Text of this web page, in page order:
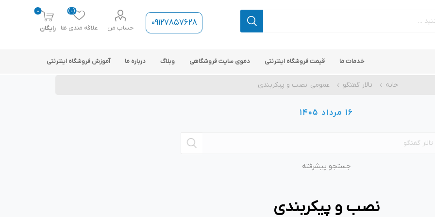
09127857628 حساب من علاقه مندی ها
(0)
0
رایگان
خدمات ما قیمت فروشگاه اینترنتی دموی سایت فروشگاهی وبلاگ درباره ما آموزش فروشگاه اینترنتی
خانه تالار گفتگو عمومی نصب و پیکربندی
16 مرداد 1405
جستجو پیشرفته
نصب و پیکربندی